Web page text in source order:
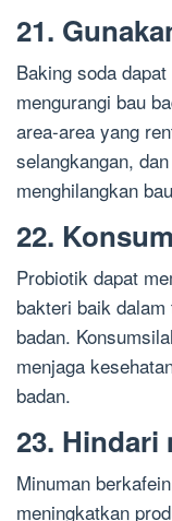
21.
Baking soda
mengurangi bau
area-area yang
selangkangan,
menghilangkan
22.
Probiotik dapat
bakteri baik
badan.
menjaga
badan.
23. Hindari
Minuman
meningkatkan